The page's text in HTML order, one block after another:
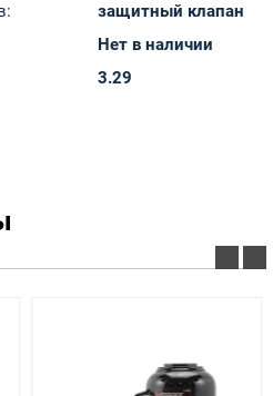
защитный клапан
Нет в наличии
3.29